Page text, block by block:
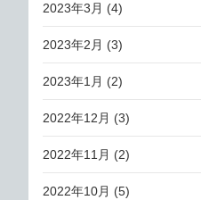
2023年3月 (4)
2023年2月 (3)
2023年1月 (2)
2022年12月 (3)
2022年11月 (2)
2022年10月 (5)